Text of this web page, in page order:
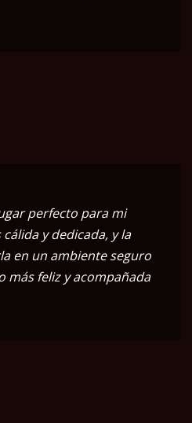
perfecto para mi
y dedicada, y la
en un ambiente seguro
más feliz y acompañada